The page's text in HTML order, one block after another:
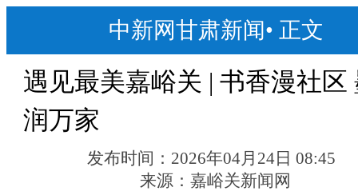
中新网甘肃新闻• 正文
遇见最美嘉峪关 | 书香漫社区
润万家
发布时间： 2026年04月24日 08:45
来源：嘉峪关新闻网